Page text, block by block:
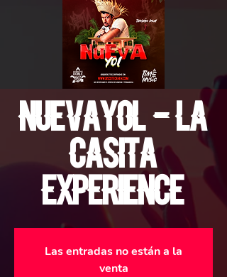
NuevaYol - La
Casita
Experience
Las entradas no están a la
venta